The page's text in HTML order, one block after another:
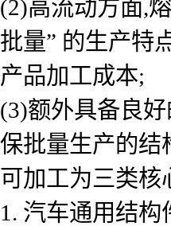
(2)高流动方面,
批量” 的生产特
产品加工成本;
(3)额外具备良
保批量生产的结
可加工为三类核
1. 汽车通用结